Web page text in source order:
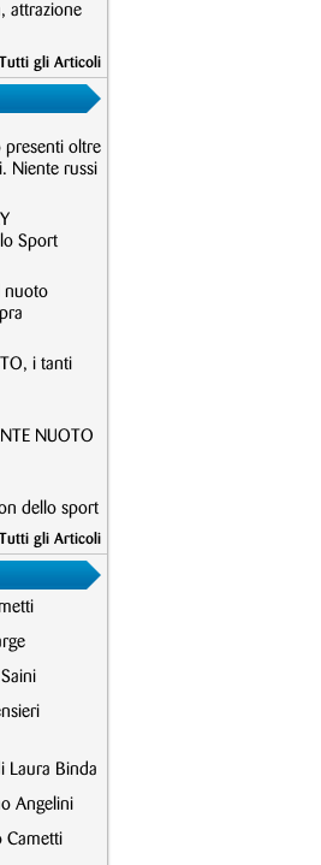
attrazione
Tutti gli Articoli
presenti oltre
Niente russi
Sport
nuoto
i tanti
NUOTO
dello sport
Tutti gli Articoli
Laura Binda
Angelini
Cametti